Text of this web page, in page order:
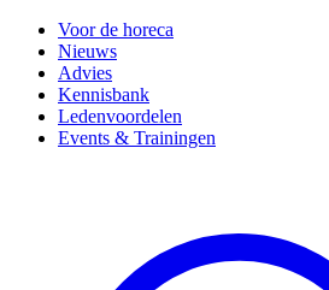
Voor de horeca
Nieuws
Advies
Kennisbank
Ledenvoordelen
Events & Trainingen